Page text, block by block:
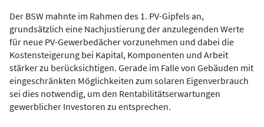
Der BSW mahnte im Rahmen des 1. PV-Gipfels an,
grundsätzlich eine Nachjustierung der anzulegenden Werte
für neue PV-Gewerbedächer vorzunehmen und dabei die
Kostensteigerung bei Kapital, Komponenten und Arbeit
stärker zu berücksichtigen. Gerade im Falle von Gebäuden mit
eingeschränkten Möglichkeiten zum solaren Eigenverbrauch
sei dies notwendig, um den Rentabilitätserwartungen
gewerblicher Investoren zu entsprechen.